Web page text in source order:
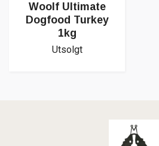
Woolf Ultimate
Dogfood Turkey
1kg
Utsolgt